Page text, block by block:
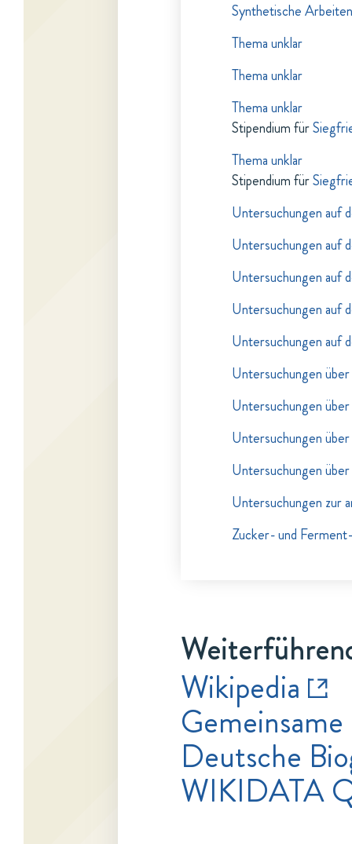
Synthetische
Thema unklar
Thema unklar
Thema unklar
Stipendium für
Thema unklar
Stipendium für
Untersuchungen auf
Untersuchungen auf
Untersuchungen auf
Untersuchungen auf
Untersuchungen auf
Untersuchungen
Untersuchungen
Untersuchungen
Untersuchungen
Untersuchungen zur
Zucker- und
Wikipedia
Deutsche
WIKIDATA